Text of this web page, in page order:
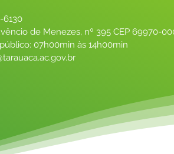
6130
de Menezes, nº 395 CEP 69970-
07h00min às 14h00min